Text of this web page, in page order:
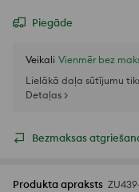
Piegāde
Veikali Vienmēr bez
Lielākā daļa sūtījumu
Detaļas >
Bezmaksas
Produkta apraksts